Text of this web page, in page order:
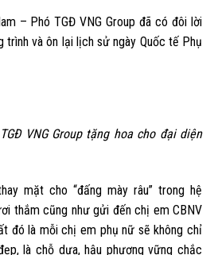
– Phó TGĐ VNG Group đã có đôi lời
trình và ôn lại lịch sử ngày Quốc tế Phụ
VNG Group tặng hoa cho đại diện
mặt cho “đấng mày râu” trong hệ
thắm cũng như gửi đến chị em CBNV
đó là mỗi chị em phụ nữ sẽ không chỉ
là chỗ dựa, hậu phương vững chắc